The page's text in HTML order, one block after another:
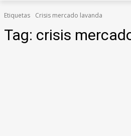
Etiquetas Crisis mercado lavanda
Tag: crisis